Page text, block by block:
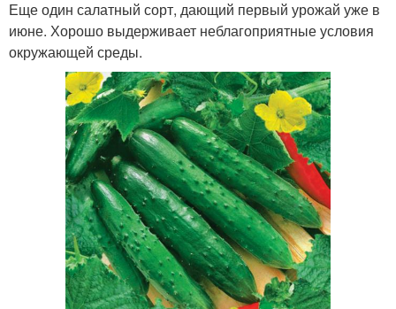
Еще один салатный сорт, дающий первый урожай уже в
июне. Хорошо выдерживает неблагоприятные условия
окружающей среды.